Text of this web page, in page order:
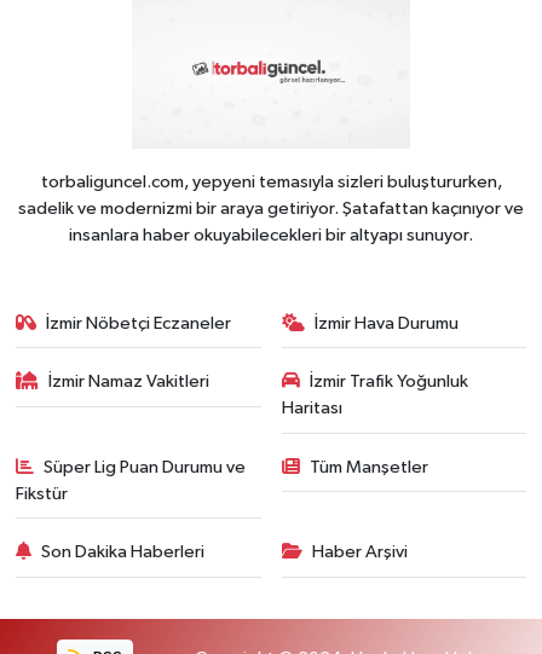
torbaliguncel.com, yepyeni temasıyla sizleri buluştururken,
sadelik ve modernizmi bir araya getiriyor. Şatafattan kaçınıyor ve
insanlara haber okuyabilecekleri bir altyapı sunuyor.
İzmir Nöbetçi Eczaneler İzmir Hava Durumu
İzmir Namaz Vakitleri
İzmir Trafik Yoğunluk
Haritası
Süper Lig Puan Durumu ve
Fikstür
Tüm Manşetler
Son Dakika Haberleri Haber Arşivi